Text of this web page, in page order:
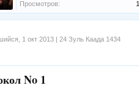
Просмотров:
1 окт 2013 | 24 Зуль Каада 1434
No 1